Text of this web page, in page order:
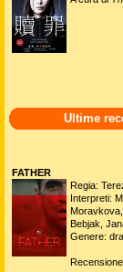
Ultime
FATHER
Regia:
Interpreti:
Bebjak,
Genere: